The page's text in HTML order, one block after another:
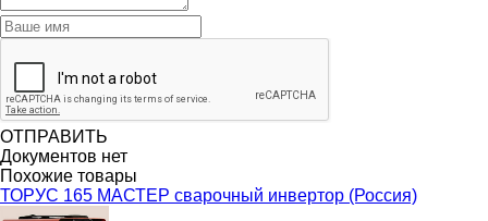
ОТПРАВИТЬ
Документов нет
Похожие товары
ТОРУС 165 МАСТЕР сварочный инвертор (Россия)